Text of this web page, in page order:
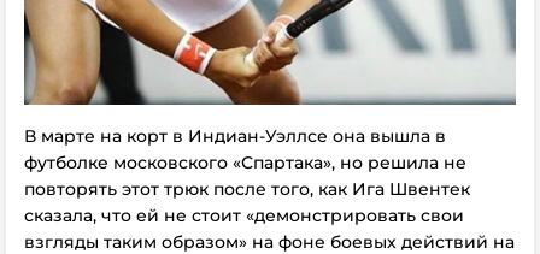
В марте на корт в Индиан-Уэллсе она вышла в
футболке московского «Спартака», но решила не
повторять этот трюк после того, как Ига Швентек
сказала, что ей не стоит «демонстрировать свои
взгляды таким образом» на фоне боевых действий на